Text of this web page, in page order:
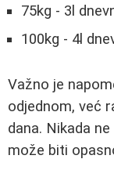
75kg - 3l
100kg - 4l
Važno je
odjednom, već
dana. Nikada
može biti